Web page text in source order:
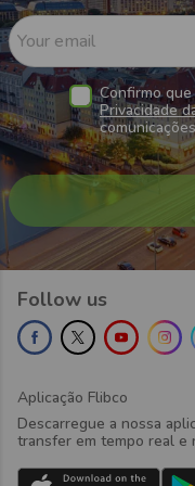
Your email
Confirmo
Privacidade
Follow us
Aplicação Flibco
Descarregue a nossa
transfer em tempo real e